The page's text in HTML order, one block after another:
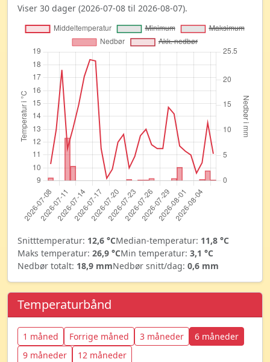
Viser 30 dager (2026-07-08 til 2026-08-07).
Snitttemperatur: 12,6 °CMedian-temperatur: 11,8 °C
Maks temperatur: 26,9 °CMin temperatur: 3,1 °C
Nedbør totalt: 18,9 mmNedbør snitt/dag: 0,6 mm
Temperaturbånd
1 måned Forrige måned 3 måneder
6 måneder
9 måneder
12 måneder